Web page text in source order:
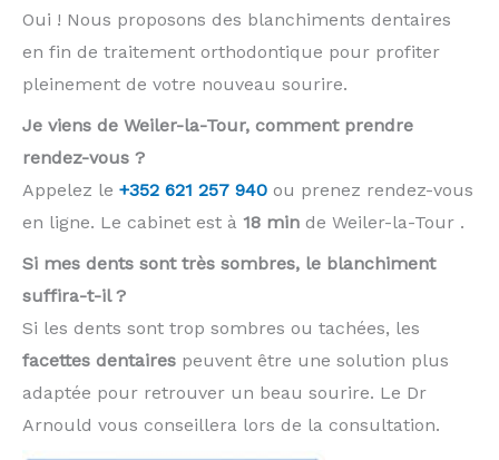
Oui ! Nous proposons des blanchiments dentaires
en fin de traitement orthodontique pour profiter
pleinement de votre nouveau sourire.
Je viens de Weiler-la-Tour, comment prendre
rendez-vous ?
Appelez le +352 621 257 940 ou prenez rendez-vous
en ligne. Le cabinet est à 18 min de Weiler-la-Tour .
Si mes dents sont très sombres, le blanchiment
suffira-t-il ?
Si les dents sont trop sombres ou tachées, les
facettes dentaires peuvent être une solution plus
adaptée pour retrouver un beau sourire. Le Dr
Arnould vous conseillera lors de la consultation.